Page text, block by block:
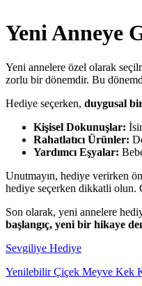
Yeni Anneye
Yeni annelere özel olarak
zorlu bir dönemdir. Bu
Hediye seçerken, duygusal
Kişisel Dokunuşlar:
Rahatlatıcı Ürünler:
Yardımcı Eşyalar:
Unutmayın, hediye verirken
hediye seçerken dikkatli olun.
Son olarak, yeni annelere
başlangıç, yeni bir hikaye
Sevgiliye Hediye
Yenilebilir Çiçek Meyve Kek